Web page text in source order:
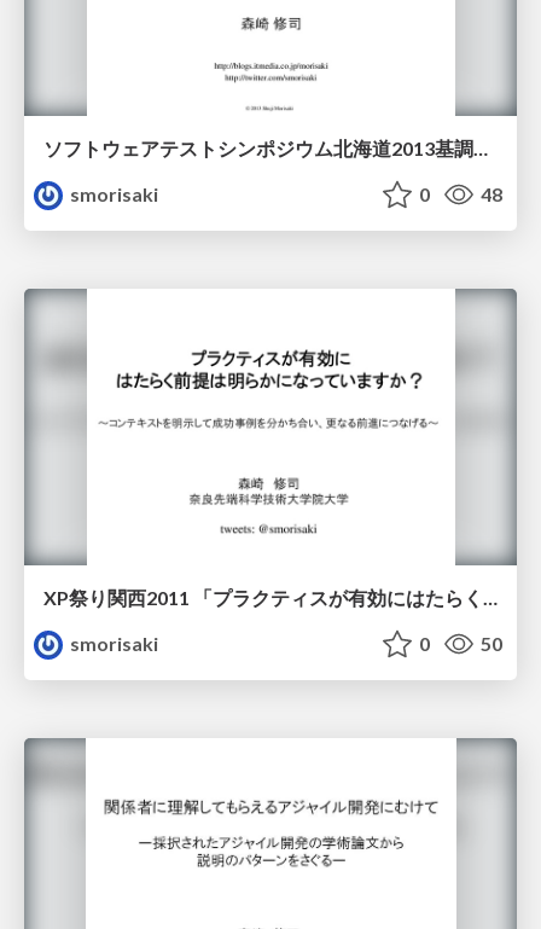
ソフトウェアテストシンポジウム北海道2013基調講演「コンテキストの理解による技法、事例の分析 ー 苦手の対策にむけて ー」
smorisaki
0 48
XP祭り関西2011 「プラクティスが有効にはたらく前提は明らかになっていますか？」
smorisaki
0 50